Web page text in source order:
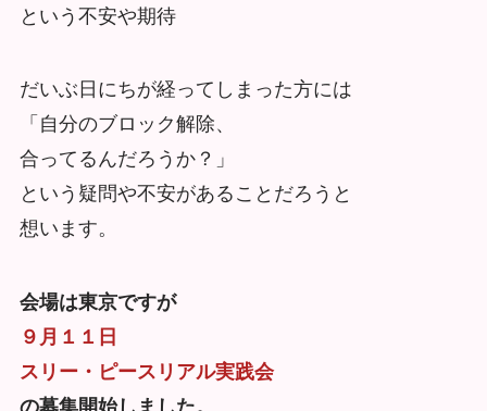
という不安や期待
だいぶ日にちが経ってしまった方には
「自分のブロック解除、
合ってるんだろうか？」
という疑問や不安があることだろうと
想います。
会場は東京ですが
９月１１日
スリー・ピースリアル実践会